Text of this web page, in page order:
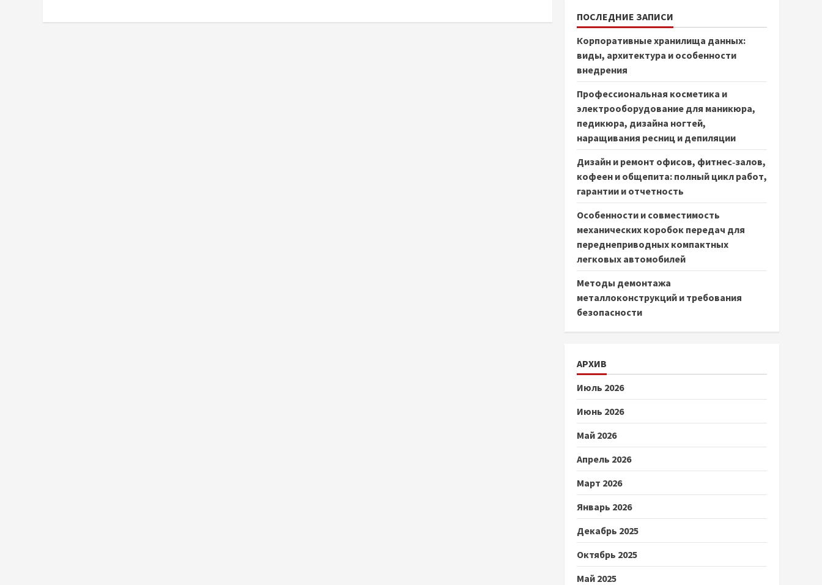
ПОСЛЕДНИЕ ЗАПИСИ
Корпоративные хранилища данных:
виды, архитектура и особенности
внедрения
Профессиональная косметика и
электрооборудование для маникюра,
педикюра, дизайна ногтей,
наращивания ресниц и депиляции
Дизайн и ремонт офисов, фитнес‑залов,
кофеен и общепита: полный цикл работ,
гарантии и отчетность
Особенности и совместимость
механических коробок передач для
переднеприводных компактных
легковых автомобилей
Методы демонтажа
металлоконструкций и требования
безопасности
АРХИВ
Июль 2026
Июнь 2026
Май 2026
Апрель 2026
Март 2026
Январь 2026
Декабрь 2025
Октябрь 2025
Май 2025